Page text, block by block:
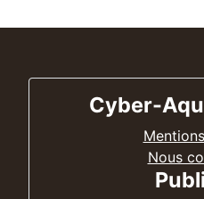
Cyber-
Nous